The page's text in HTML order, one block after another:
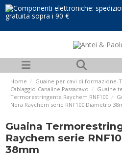
gratuita sopra i 90 €
Home
Guaine per cavi di formazione-
Cablaggio-Canaline Passacavo
Guaine
Termorestringente Raychem RNF100
Nera Raychem serie RNF100 Diametro
Guaina
Raychem serie
38mm